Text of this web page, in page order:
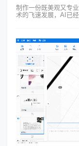
制作一份既美观又专
术的飞速发展，AI已